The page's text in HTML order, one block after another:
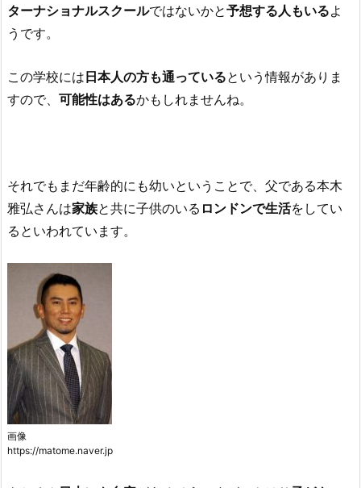
ターナショナルスクールではないかと予想する人もいるよ
うです。
この学校には日本人の方も通っているという情報がありま
すので、 可能性はあるかもしれませんね。
それでもまだ年齢的にも幼いということで、父である本木
雅弘さんは家族と共に子供のいる ロンドンで生活をしてい
るといわれています。
画像
https://matome.naver.jp